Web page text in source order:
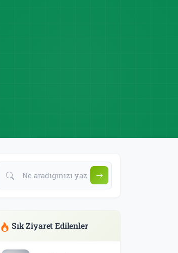
Sık Ziyaret Edilenler